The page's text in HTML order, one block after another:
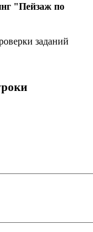
"Пейзаж по
заданий